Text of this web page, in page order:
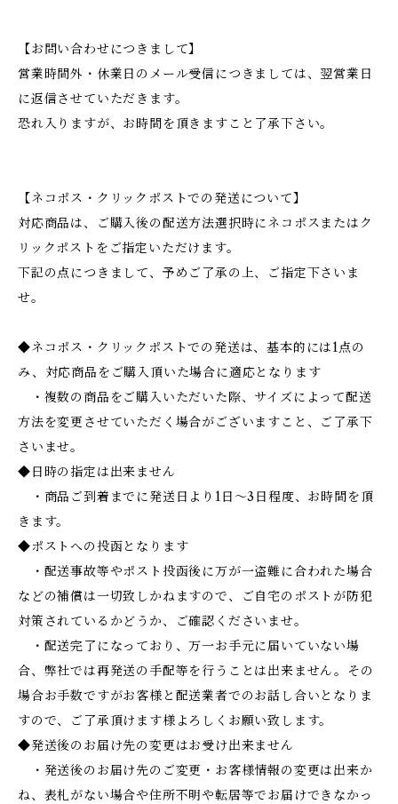
【お問い合わせにつきまして】
営業時間外・休業日のメール受信につきましては、翌営業日
に返信させていただきます。
恐れ入りますが、お時間を頂きますこと了承下さい。
【ネコポス・クリックポストでの発送について】
対応商品は、ご購入後の配送方法選択時にネコポスまたはク
リックポストをご指定いただけます。
下記の点につきまして、予めご了承の上、ご指定下さいま
せ。
◆ネコポス・クリックポストでの発送は、基本的には1点の
み、対応商品をご購入頂いた場合に適応となります
・複数の商品をご購入いただいた際、サイズによって配送
方法を変更させていただく場合がございますこと、ご了承下
さいませ。
◆日時の指定は出来ません
・商品ご到着までに発送日より1日～3日程度、お時間を頂
きます。
◆ポストへの投函となります
・配送事故等やポスト投函後に万が一盗難に合われた場合
などの補償は一切致しかねますので、ご自宅のポストが防犯
対策されているかどうか、ご確認くださいませ。
・配送完了になっており、万一お手元に届いていない場
合、弊社では再発送の手配等を行うことは出来ません。その
場合お手数ですがお客様と配送業者でのお話し合いとなりま
すので、ご了承頂けます様よろしくお願い致します。
◆発送後のお届け先の変更はお受け出来ません
・発送後のお届け先のご変更・お客様情報の変更は出来か
ね、表札がない場合や住所不明や転居等でお届けできなかっ